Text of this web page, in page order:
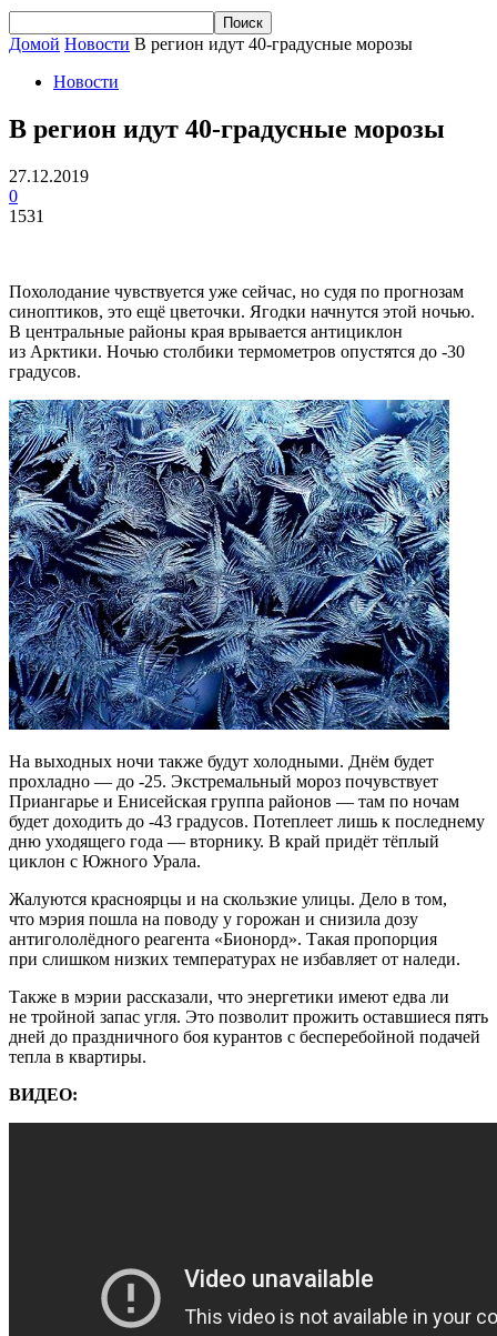
Домой Новости В регион идут 40-градусные морозы
Новости
В регион идут 40-градусные морозы
27.12.2019
0
1531
Похолодание чувствуется уже сейчас, но судя по прогнозам
синоптиков, это ещё цветочки. Ягодки начнутся этой ночью.
В центральные районы края врывается антициклон
из Арктики. Ночью столбики термометров опустятся до -30
градусов.
На выходных ночи также будут холодными. Днём будет
прохладно — до -25. Экстремальный мороз почувствует
Приангарье и Енисейская группа районов — там по ночам
будет доходить до -43 градусов. Потеплеет лишь к последнему
дню уходящего года — вторнику. В край придёт тёплый
циклон с Южного Урала.
Жалуются красноярцы и на скользкие улицы. Дело в том,
что мэрия пошла на поводу у горожан и снизила дозу
антигололёдного реагента «Бионорд». Такая пропорция
при слишком низких температурах не избавляет от наледи.
Также в мэрии рассказали, что энергетики имеют едва ли
не тройной запас угля. Это позволит прожить оставшиеся пять
дней до праздничного боя курантов с бесперебойной подачей
тепла в квартиры.
ВИДЕО: